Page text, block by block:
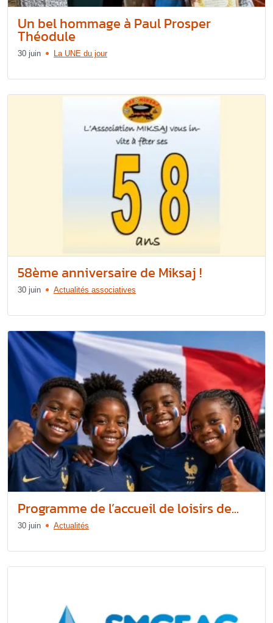
Un bel hommage à Paul Prosper
Théodule
30 juin La UNE du jour
58ème anniversaire de Miksaj !
30 juin Actualités associatives
Programme de l’accueil de loisirs de...
30 juin Actualités